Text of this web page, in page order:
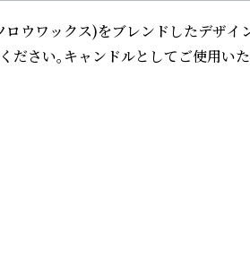
ウワックス)をブレンドしたデ
。キャンドルとしてご使用